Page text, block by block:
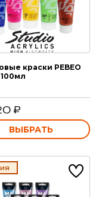
краски PEBEO
₽
ВЫБРАТЬ